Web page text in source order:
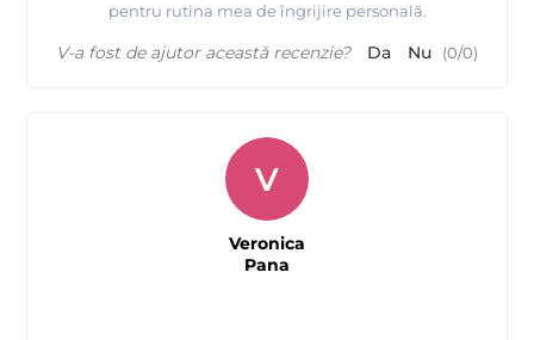
pentru rutina mea de îngrijire personală.
V-a fost de ajutor această recenzie? Da Nu (0/0)
V
Veronica
Pana